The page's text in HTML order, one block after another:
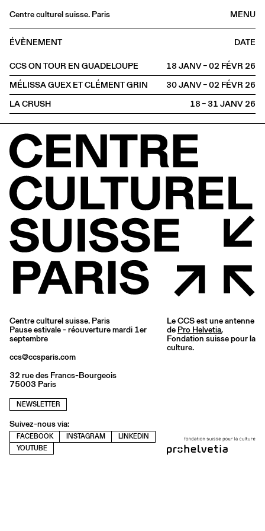
MENU
Centre culturel suisse. Paris
Agenda
Buvette
Archives
Médiathèque
Éditions
Informations
FR/EN
HORS LES MURS
ÉVÈNEMENT
DATE
CCS ON TOUR EN GUADELOUPE
18 JANV – 02 FÉVR2026
MÉLISSA GUEX ET CLÉMENT GRIN
30 JANV – 02 FÉVR2026
LA CRUSH
18 – 31 JANV2026
Centre culturel suisse. Paris
Pause estivale - réouverture mardi 1er
septembre
ccs@ccsparis.com
32 rue des Francs-Bourgeois
75003 Paris
NEWSLETTER
Suivez-nous via:
FACEBOOK INSTAGRAM
LINKEDIN
YOUTUBE
Le CCS est une antenne
de Pro Helvetia,
Fondation suisse pour la
culture.